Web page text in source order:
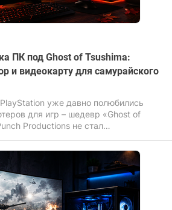
ПК под Ghost of Tsushima:
и видеокарту для самурайского
уже давно полюбились
для игр – шедевр «Ghost of
Productions не стал
ветру листьями сакуры и
динамичных